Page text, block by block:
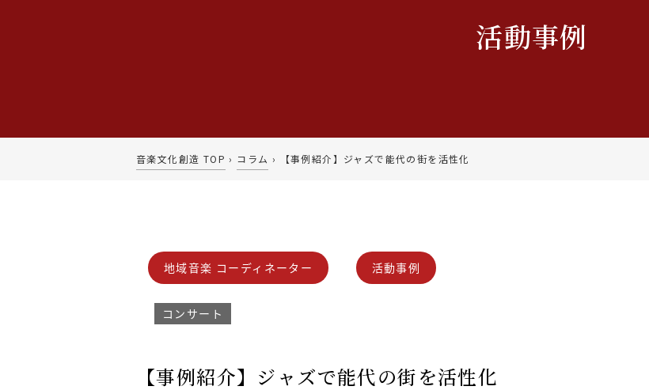
活動事例
音楽文化創造 TOP › コラム › 【事例紹介】ジャズで能代の街を活性化
地域音楽 コーディネーター 活動事例
コンサート
【事例紹介】ジャズで能代の街を活性化